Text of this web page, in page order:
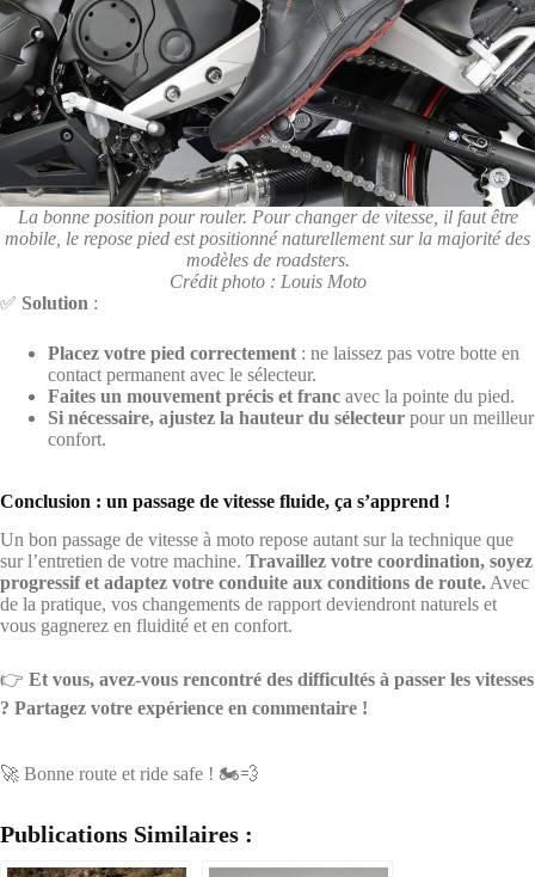
La bonne position pour rouler. Pour changer de vitesse, il faut être
mobile, le repose pied est positionné naturellement sur la majorité des
modèles de roadsters.
Crédit photo : Louis Moto
✅ Solution :
Placez votre pied correctement : ne laissez pas votre botte en
contact permanent avec le sélecteur.
Faites un mouvement précis et franc avec la pointe du pied.
Si nécessaire, ajustez la hauteur du sélecteur pour un meilleur
confort.
Conclusion : un passage de vitesse fluide, ça s’apprend !
Un bon passage de vitesse à moto repose autant sur la technique que
sur l’entretien de votre machine. Travaillez votre coordination, soyez
progressif et adaptez votre conduite aux conditions de route.Avec
de la pratique, vos changements de rapport deviendront naturels et
vous gagnerez en fluidité et en confort.
👉 Et vous, avez-vous rencontré des difficultés à passer les vitesses
? Partagez votre expérience en commentaire !
🚀 Bonne route et ride safe ! 🏍️💨
Publications Similaires :